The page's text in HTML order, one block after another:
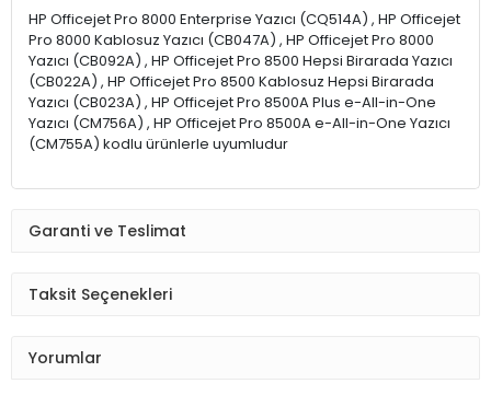
HP Officejet Pro 8000 Enterprise Yazıcı (CQ514A) , HP Officejet
Pro 8000 Kablosuz Yazıcı (CB047A) , HP Officejet Pro 8000
Yazıcı (CB092A) , HP Officejet Pro 8500 Hepsi Birarada Yazıcı
(CB022A) , HP Officejet Pro 8500 Kablosuz Hepsi Birarada
Yazıcı (CB023A) , HP Officejet Pro 8500A Plus e-All-in-One
Yazıcı (CM756A) , HP Officejet Pro 8500A e-All-in-One Yazıcı
(CM755A) kodlu ürünlerle uyumludur
Garanti ve Teslimat
Taksit Seçenekleri
Yorumlar